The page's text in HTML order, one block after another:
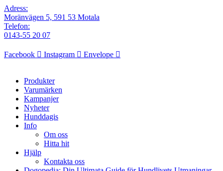
Adress:
Moränvägen 5, 591 53 Motala
Telefon:
0143-55 20 07
Facebook Instagram Envelope
Produkter
Varumärken
Kampanjer
Nyheter
Hunddagis
Info
Om oss
Hitta hit
Hjälp
Kontakta oss